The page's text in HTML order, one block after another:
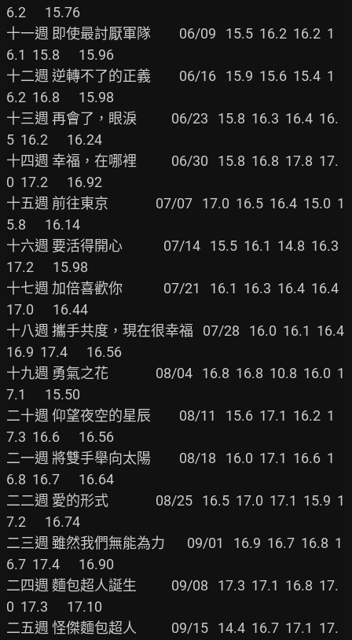
6.2      15.76
十一週 即使最討厭軍隊         06/09   15.5  16.2  16.2  1
6.1  15.8      15.96
十二週 逆轉不了的正義         06/16   15.9  15.6  15.4  1
6.2  16.8      15.98
十三週 再會了，眼淚           06/23   15.8  16.3  16.4  16.
5  16.2      16.24
十四週 幸福，在哪裡           06/30   15.8  16.8  17.8  17.
0  17.2      16.92
十五週 前往東京               07/07   17.0  16.5  16.4  15.0  1
5.8      16.14
十六週 要活得開心             07/14   15.5  16.1  14.8  16.3
17.2      15.98
十七週 加倍喜歡你             07/21   16.1  16.3  16.4  16.4
17.0      16.44
十八週 攜手共度，現在很幸福   07/28   16.0  16.1  16.4
16.9  17.4      16.56
十九週 勇氣之花               08/04   16.8  16.8  10.8  16.0  1
7.1      15.50
二十週 仰望夜空的星辰         08/11   15.6  17.1  16.2  1
7.3  16.6      16.56
二一週 將雙手舉向太陽         08/18   16.0  17.1  16.6  1
6.8  16.7      16.64
二二週 愛的形式               08/25   16.5  17.0  17.1  15.9  1
7.2      16.74
二三週 雖然我們無能為力       09/01   16.9  16.7  16.8  1
6.7  17.4      16.90
二四週 麵包超人誕生           09/08   17.3  17.1  16.8  17.
0  17.3      17.10
二五週 怪傑麵包超人           09/15   14.4  16.7  17.1  17.